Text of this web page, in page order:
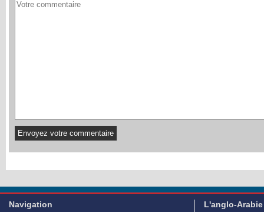
Navigation L'anglo-Arabie